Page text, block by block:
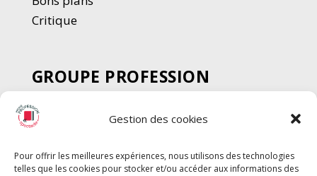
Gestion des cookies
Pour offrir les meilleures expériences, nous utilisons des technologies
telles que les cookies pour stocker et/ou accéder aux informations des
Critique
GROUPE PROFESSION
SPECTACLE
Chèque Intermittents
Chèque Compta